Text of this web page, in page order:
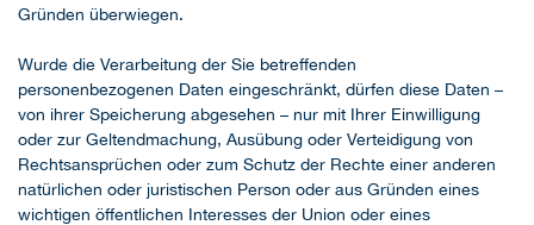
Gründen überwiegen.
Wurde die Verarbeitung der Sie betreffenden
personenbezogenen Daten eingeschränkt, dürfen diese Daten –
von ihrer Speicherung abgesehen – nur mit Ihrer Einwilligung
oder zur Geltendmachung, Ausübung oder Verteidigung von
Rechtsansprüchen oder zum Schutz der Rechte einer anderen
natürlichen oder juristischen Person oder aus Gründen eines
wichtigen öffentlichen Interesses der Union oder eines